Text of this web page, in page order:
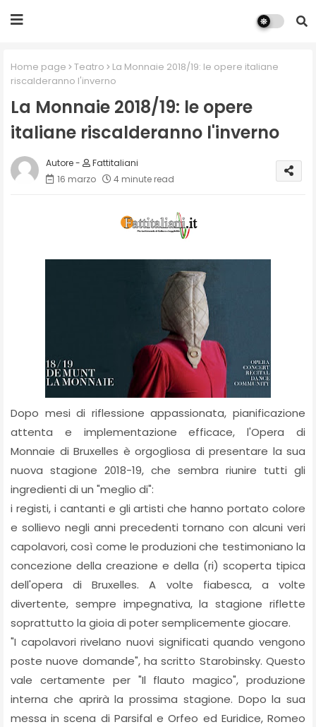
Home page Teatro
La Monnaie 2018/19: le opere italiane
riscalderanno l'inverno
La Monnaie 2018/19: le opere
italiane riscalderanno l'inverno
Fattitaliani
16 marzo
4 minute read
Dopo mesi di riflessione appassionata, pianificazione
attenta e implementazione efficace, l'Opera di
Monnaie di Bruxelles è orgogliosa di presentare la sua
nuova stagione 2018-19, che sembra riunire tutti gli
ingredienti di un "meglio di":
i registi, i cantanti e gli artisti che hanno portato colore
e sollievo negli anni precedenti tornano con alcuni veri
capolavori, così come le produzioni che testimoniano la
concezione della creazione e della (ri) scoperta tipica
dell'opera di Bruxelles. A volte fiabesca, a volte
divertente, sempre impegnativa, la stagione riflette
soprattutto la gioia di poter semplicemente giocare.
"I capolavori rivelano nuovi significati quando vengono
poste nuove domande", ha scritto Starobinsky. Questo
vale certamente per "Il flauto magico", produzione
interna che aprirà la prossima stagione. Dopo la sua
messa in scena di Parsifal e Orfeo ed Euridice, Romeo